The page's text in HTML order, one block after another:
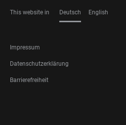
This website in Deutsch English
FOOTER
LEGAL
Impressum
Datenschutzerklärung
Barrierefreiheit